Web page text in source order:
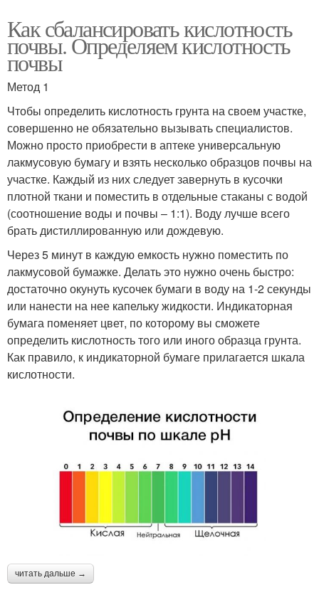
Как сбалансировать кислотность
почвы. Определяем кислотность
почвы
Метод 1
Чтобы определить кислотность грунта на своем участке,
совершенно не обязательно вызывать специалистов.
Можно просто приобрести в аптеке универсальную
лакмусовую бумагу и взять несколько образцов почвы на
участке. Каждый из них следует завернуть в кусочки
плотной ткани и поместить в отдельные стаканы с водой
(соотношение воды и почвы – 1:1). Воду лучше всего
брать дистиллированную или дождевую.
Через 5 минут в каждую емкость нужно поместить по
лакмусовой бумажке. Делать это нужно очень быстро:
достаточно окунуть кусочек бумаги в воду на 1-2 секунды
или нанести на нее капельку жидкости. Индикаторная
бумага поменяет цвет, по которому вы сможете
определить кислотность того или иного образца грунта.
Как правило, к индикаторной бумаге прилагается шкала
кислотности.
читать дальше →